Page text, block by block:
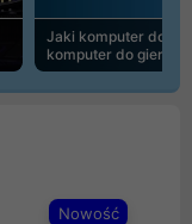
Jaki komputer do
komputer do gier |
Nowość